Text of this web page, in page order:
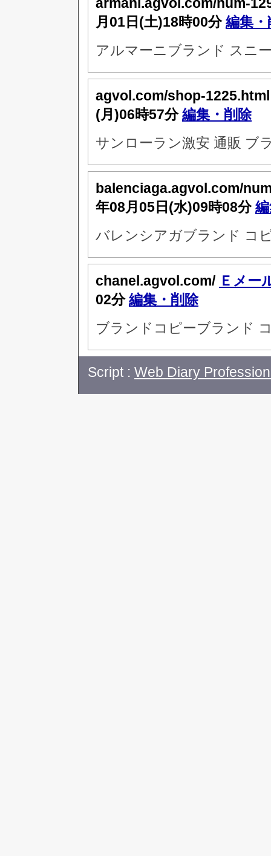
月01日(土)18時00分編集・
アルマーニブランド スニ
agvol.com/shop-
(月)06時57分編集・削除
サンローラン激安 通販 ブ
balenciaga.agvol.com/
年08月05日(水)09時08分
バレンシアガブランド コ
chanel.agvol.com/ Ｅメー
02分編集・削除
ブランドコピーブランド
Script : Web Diary